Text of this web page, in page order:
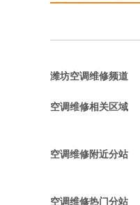
潍坊空调维修频道
空调维修相关区域
空调维修附近分站
空调维修热门分站